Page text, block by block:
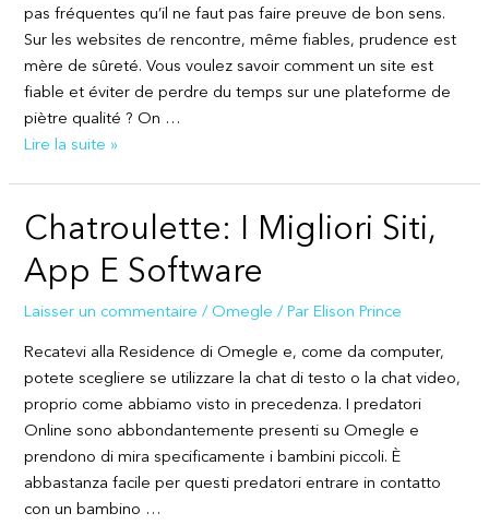
pas fréquentes qu’il ne faut pas faire preuve de bon sens.
Sur les websites de rencontre, même fiables, prudence est
mère de sûreté. Vous voulez savoir comment un site est
fiable et éviter de perdre du temps sur une plateforme de
piètre qualité ? On …
Meilleurs
Et
De
Chat
Direct
Gratuits
Pour
2025
Lire la suite »
Chatroulette: I Migliori Siti,
App E Software
Laisser un commentaire / Omegle / ParElison Prince
Recatevi alla Residence di Omegle e, come da computer,
potete scegliere se utilizzare la chat di testo o la chat video,
proprio come abbiamo visto in precedenza. I predatori
Online sono abbondantemente presenti su Omegle e
prendono di mira specificamente i bambini piccoli. È
abbastanza facile per questi predatori entrare in contatto
con un bambino …